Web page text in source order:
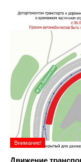
Внимание!